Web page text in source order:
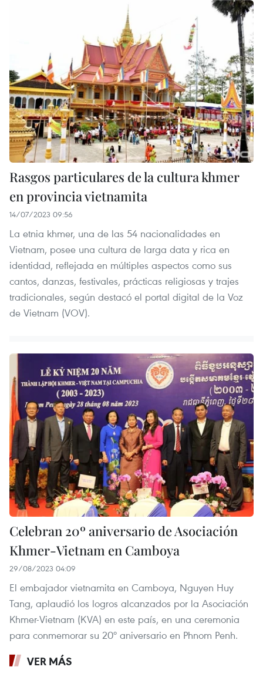
Rasgos particulares de la cultura khmer
en provincia vietnamita
14/07/2023 09:56
La etnia khmer, una de las 54 nacionalidades en
Vietnam, posee una cultura de larga data y rica en
identidad, reflejada en múltiples aspectos como sus
cantos, danzas, festivales, prácticas religiosas y trajes
tradicionales, según destacó el portal digital de la Voz
de Vietnam (VOV).
Celebran 20º aniversario de Asociación
Khmer-Vietnam en Camboya
29/08/2023 04:09
El embajador vietnamita en Camboya, Nguyen Huy
Tang, aplaudió los logros alcanzados por la Asociación
Khmer-Vietnam (KVA) en este país, en una ceremonia
para conmemorar su 20º aniversario en Phnom Penh.
VER MÁS